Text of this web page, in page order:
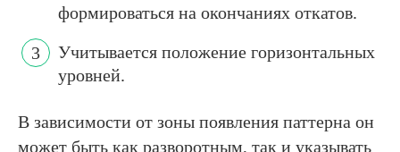
формироваться на окончаниях откатов.
Учитывается положение горизонтальных
уровней.
В зависимости от зоны появления паттерна он
может быть как разворотным, так и указывать